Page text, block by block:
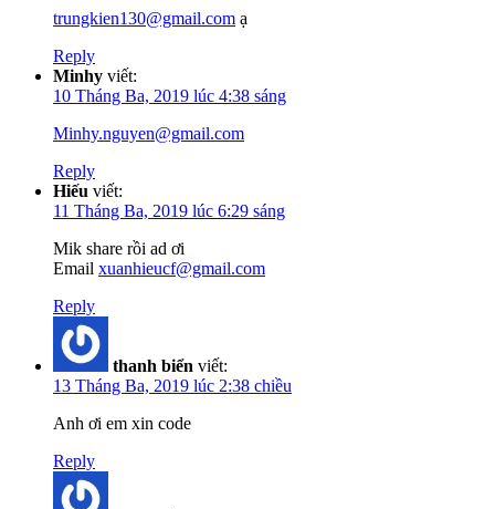
trungkien130@gmail.com ạ
Reply
Minhy viết:
10 Tháng Ba, 2019 lúc 4:38 sáng
Minhy.nguyen@gmail.com
Reply
Hiếu viết:
11 Tháng Ba, 2019 lúc 6:29 sáng
Mik share rồi ad ơi
Email xuanhieucf@gmail.com
Reply
thanh biển viết:
13 Tháng Ba, 2019 lúc 2:38 chiều
Anh ơi em xin code
Reply